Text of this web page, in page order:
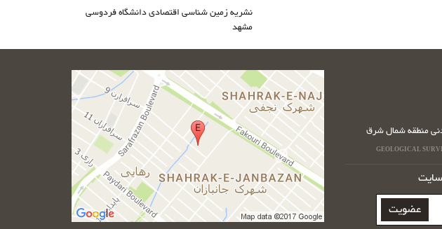
نشریه زمین شناسی اقتصادی دانشگاه فردوسی
مشهد
منطقه شمال شرق
GEOLOGICAL
عضویت